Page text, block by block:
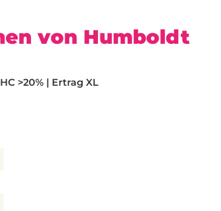
von Humboldt
>20% | Ertrag XL